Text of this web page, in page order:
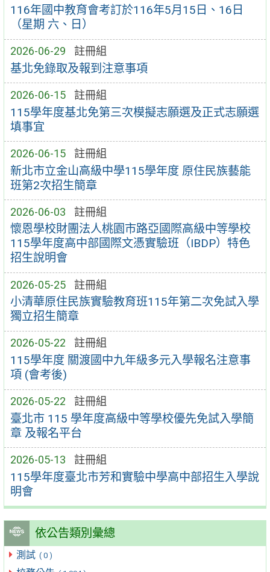
116年國中教育會考訂於116年5月15日、16日
（星期 六、日）
2026-06-29 註冊組
基北免錄取及報到注意事項
2026-06-15 註冊組
115學年度基北免第三次模擬志願選及正式志願選
填事宜
2026-06-15 註冊組
新北市立金山高級中學115學年度 原住民族藝能
班第2次招生簡章
2026-06-03 註冊組
懷恩學校財團法人桃園市路亞國際高級中等學校
115學年度高中部國際文憑實驗班（IBDP）特色
招生說明會
2026-05-25 註冊組
小清華原住民族實驗教育班115年第二次免試入學
獨立招生簡章
2026-05-22 註冊組
115學年度 關渡國中九年級多元入學報名注意事
項 (會考後)
2026-05-22 註冊組
臺北市 115 學年度高級中等學校優先免試入學簡
章 及報名平台
2026-05-13 註冊組
115學年度臺北市芳和實驗中學高中部招生入學說
明會
依公告類別彙總
測試 ( 0 )